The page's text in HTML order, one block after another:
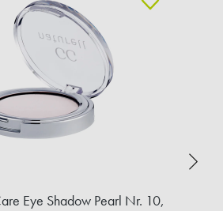
Eye Shadow Pearl Nr. 10,